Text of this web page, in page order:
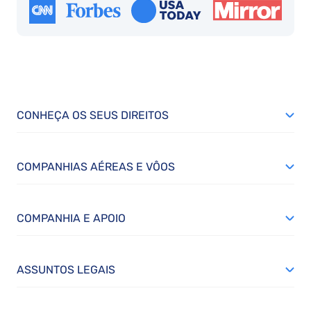
CONHEÇA OS SEUS DIREITOS
COMPANHIAS AÉREAS E VÔOS
COMPANHIA E APOIO
ASSUNTOS LEGAIS